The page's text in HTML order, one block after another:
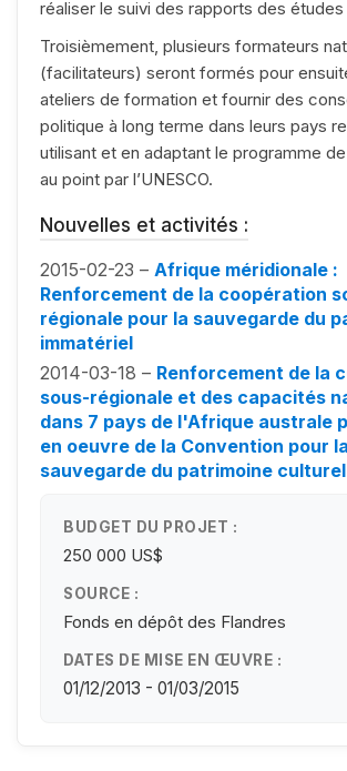
réaliser le suivi des rapports des
Troisièmement, plusieurs formateurs
(facilitateurs) seront formés pour
ateliers de formation et fournir des
politique à long terme dans leurs pays
utilisant et en adaptant le programme
au point par l’UNESCO.
Nouvelles et activités :
2015-02-23 – Afrique méridionale :
Renforcement de la coopération
régionale pour la sauvegarde du
immatériel
2014-03-18 – Renforcement de la
sous-régionale et des capacités
dans 7 pays de l'Afrique australe
en oeuvre de la Convention pour la
sauvegarde du patrimoine
BUDGET DU PROJET :
250 000 US$
SOURCE :
Fonds en dépôt des Flandres
DATES DE MISE EN ŒUVRE :
01/12/2013 - 01/03/2015